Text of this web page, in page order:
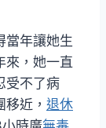
當年讓她生
來，她一直
受不了病
近， 退休